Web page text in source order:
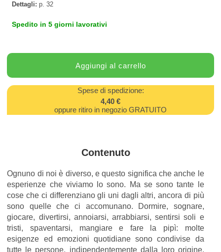
Dettagli:p. 32
Spedito in 5 giorni lavorativi
Spese di spedizione:
4,40 €
oppure ritiro in negozio GRATUITO
Contenuto
Ognuno di noi è diverso, e questo significa che anche le
esperienze che viviamo lo sono. Ma se sono tante le
cose che ci differenziano gli uni dagli altri, ancora di più
sono quelle che ci accomunano. Dormire, sognare,
giocare, divertirsi, annoiarsi, arrabbiarsi, sentirsi soli e
tristi, spaventarsi, mangiare e fare la pipì: molte
esigenze ed emozioni quotidiane sono condivise da
tutte le persone, indipendentemente dalla loro origine.